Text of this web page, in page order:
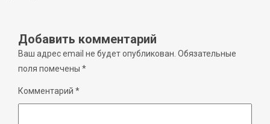
Добавить комментарий
Ваш адрес email не будет опубликован. Обязательные
поля помечены *
Комментарий *